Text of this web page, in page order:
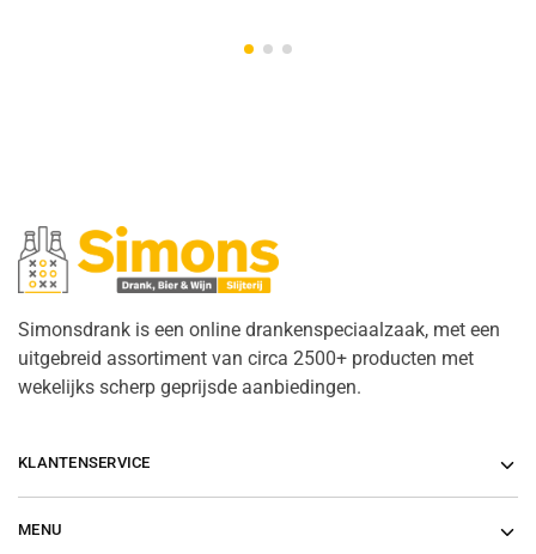
Simonsdrank is een online drankenspeciaalzaak, met een
uitgebreid assortiment van circa 2500+ producten met
wekelijks scherp geprijsde aanbiedingen.
KLANTENSERVICE
MENU